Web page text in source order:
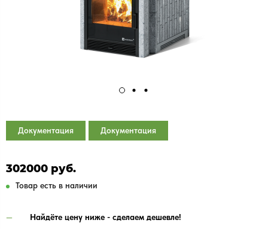
Документация Документация
302000 руб.
Товар есть в наличии
Найдёте цену ниже - сделаем дешевле!